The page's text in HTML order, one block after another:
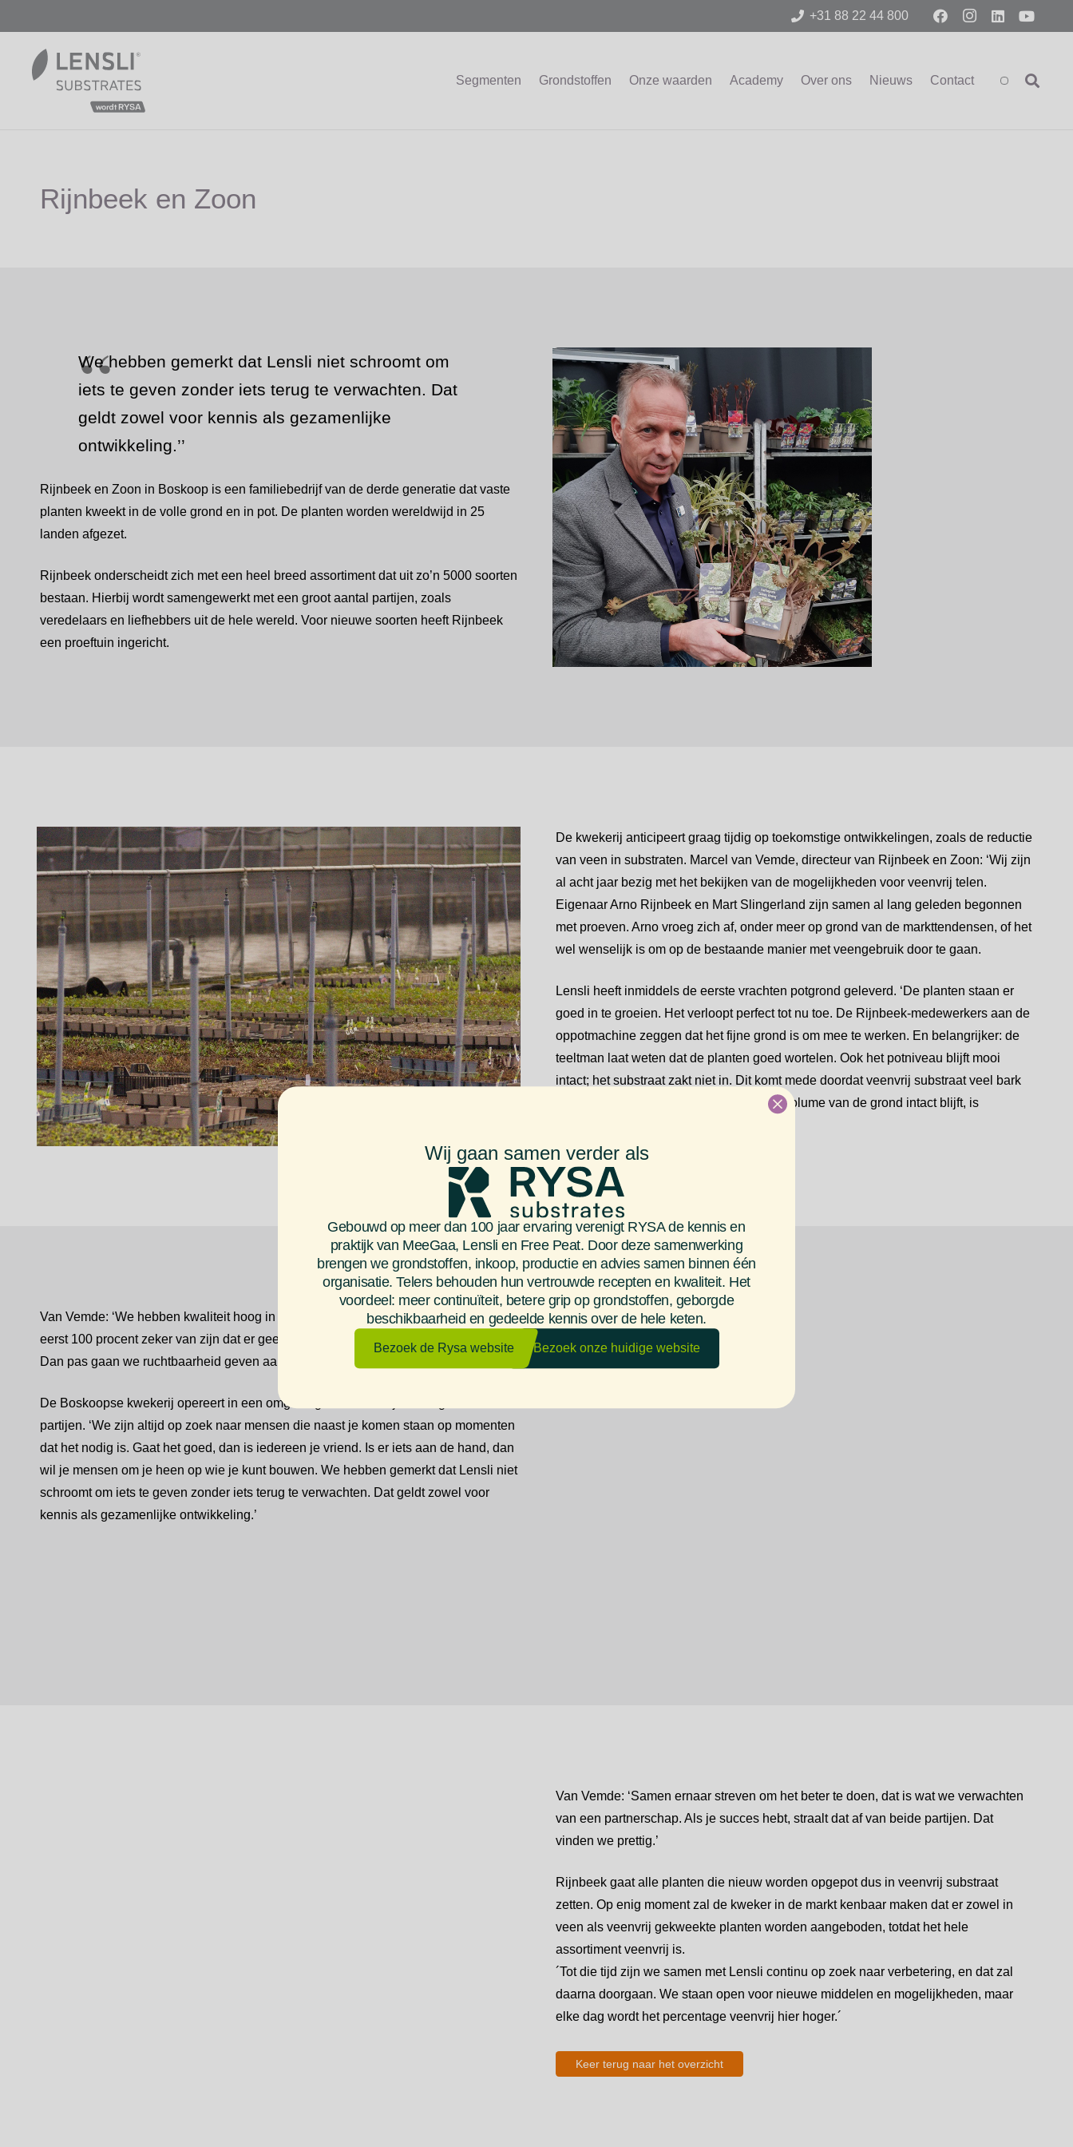
+31 88 22 44 800
Segmenten Grondstoffen Onze waarden Academy Over ons Nieuws Contact
Rijnbeek en Zoon
We hebben gemerkt dat Lensli niet schroomt om
iets te geven zonder iets terug te verwachten. Dat
geldt zowel voor kennis als gezamenlijke
ontwikkeling.’’
Rijnbeek en Zoon in Boskoop is een familiebedrijf van de derde generatie dat vaste
planten kweekt in de volle grond en in pot. De planten worden wereldwijd in 25
landen afgezet.
Rijnbeek onderscheidt zich met een heel breed assortiment dat uit zo’n 5000 soorten
bestaan. Hierbij wordt samengewerkt met een groot aantal partijen, zoals
veredelaars en liefhebbers uit de hele wereld. Voor nieuwe soorten heeft Rijnbeek
een proeftuin ingericht.
De kwekerij anticipeert graag tijdig op toekomstige ontwikkelingen, zoals de reductie
van veen in substraten. Marcel van Vemde, directeur van Rijnbeek en Zoon: ‘Wij zijn
al acht jaar bezig met het bekijken van de mogelijkheden voor veenvrij telen.
Eigenaar Arno Rijnbeek en Mart Slingerland zijn samen al lang geleden begonnen
met proeven. Arno vroeg zich af, onder meer op grond van de markttendensen, of het
wel wenselijk is om op de bestaande manier met veengebruik door te gaan.
Lensli heeft inmiddels de eerste vrachten potgrond geleverd. ‘De planten staan er
goed in te groeien. Het verloopt perfect tot nu toe. De Rijnbeek-medewerkers aan de
oppotmachine zeggen dat het fijne grond is om mee te werken. En belangrijker: de
teeltman laat weten dat de planten goed wortelen. Ook het potniveau blijft mooi
intact; het substraat zakt niet in. Dit komt mede doordat veenvrij substraat veel bark
bevat, wat een stug materiaal is. Dat het volume van de grond intact blijft, is
Van Vemde: ‘We hebben kwaliteit hoog in het vaandel staan; daarom willen we er
eerst 100 procent zeker van zijn dat er geen kwaliteitsverschil is bij al onze soorten.
Dan pas gaan we ruchtbaarheid geven aan onze veenvrije teelt.’
De Boskoopse kwekerij opereert in een omgeving waarin ze zijn omringd door veel
partijen. ‘We zijn altijd op zoek naar mensen die naast je komen staan op momenten
dat het nodig is. Gaat het goed, dan is iedereen je vriend. Is er iets aan de hand, dan
wil je mensen om je heen op wie je kunt bouwen. We hebben gemerkt dat Lensli niet
schroomt om iets te geven zonder iets terug te verwachten. Dat geldt zowel voor
kennis als gezamenlijke ontwikkeling.’
Van Vemde: ‘Samen ernaar streven om het beter te doen, dat is wat we verwachten
van een partnerschap. Als je succes hebt, straalt dat af van beide partijen. Dat
vinden we prettig.’
Rijnbeek gaat alle planten die nieuw worden opgepot dus in veenvrij substraat
zetten. Op enig moment zal de kweker in de markt kenbaar maken dat er zowel in
veen als veenvrij gekweekte planten worden aangeboden, totdat het hele
assortiment veenvrij is.
´Tot die tijd zijn we samen met Lensli continu op zoek naar verbetering, en dat zal
daarna doorgaan. We staan open voor nieuwe middelen en mogelijkheden, maar
elke dag wordt het percentage veenvrij hier hoger.´
Keer terug naar het overzicht
Wij gaan samen verder als
Gebouwd op meer dan 100 jaar ervaring verenigt RYSA de kennis en
praktijk van MeeGaa, Lensli en Free Peat. Door deze samenwerking
brengen we grondstoffen, inkoop, productie en advies samen binnen één
organisatie. Telers behouden hun vertrouwde recepten en kwaliteit. Het
voordeel: meer continuïteit, betere grip op grondstoffen, geborgde
beschikbaarheid en gedeelde kennis over de hele keten.
Bezoek de Rysa website Bezoek onze huidige website